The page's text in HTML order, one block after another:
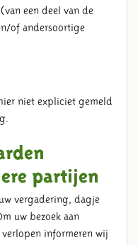
een deel van de
of andersoortige
niet expliciet gemeld
partijen
vergadering, dagje
uw bezoek aan
informeren wij